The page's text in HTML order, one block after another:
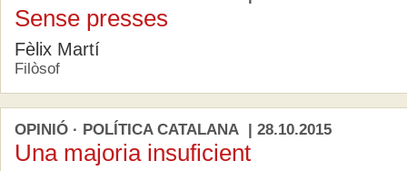
Sense presses
Fèlix Martí
Filòsof
OPINIÓ · POLÍTICA CATALANA | 28.10.2015
Una majoria insuficient